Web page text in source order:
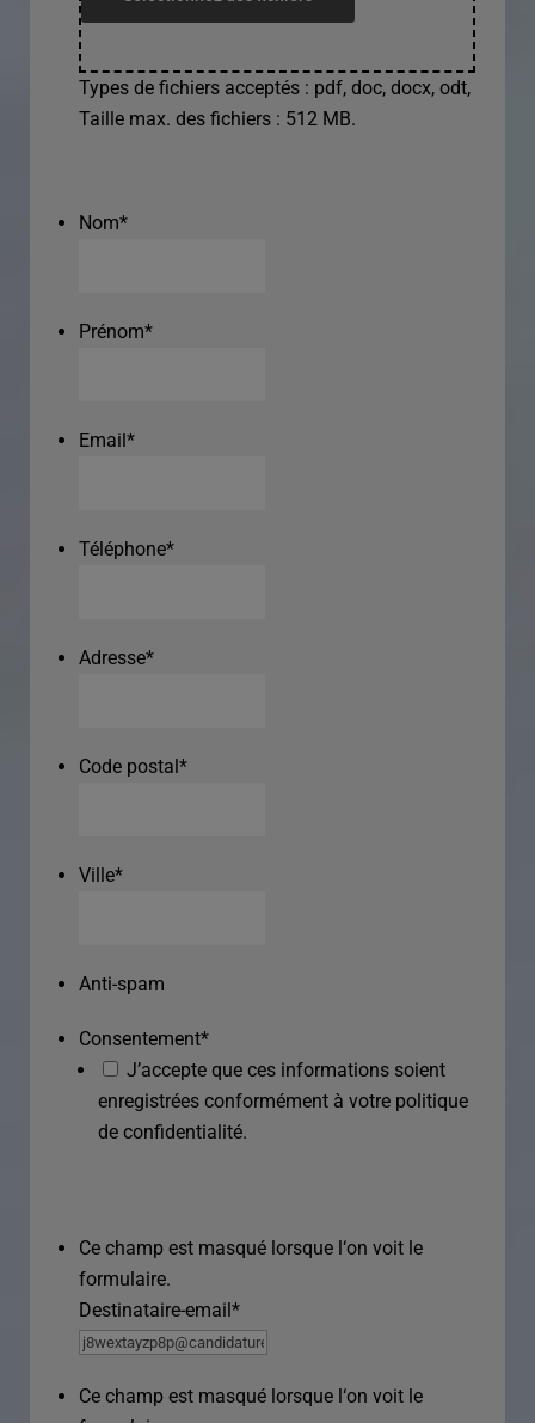
Types de fichiers acceptés : pdf, doc, docx, odt,
Taille max. des fichiers : 512 MB.
Nom*
Prénom*
Email*
Téléphone*
Adresse*
Code postal*
Ville*
Anti-spam
Consentement*
J’accepte que ces informations soient
enregistrées conformément à votre politique
de confidentialité.
Ce champ est masqué lorsque l‘on voit le
formulaire.
Destinataire-email*
Ce champ est masqué lorsque l‘on voit le